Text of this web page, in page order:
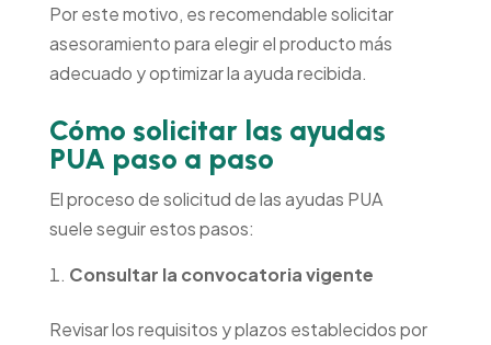
Por este motivo, es recomendable solicitar
asesoramiento para elegir el producto más
adecuado y optimizar la ayuda recibida.
Cómo solicitar las ayudas
PUA paso a paso
El proceso de solicitud de las ayudas PUA
suele seguir estos pasos:
Consultar la convocatoria vigente
Revisar los requisitos y plazos establecidos por